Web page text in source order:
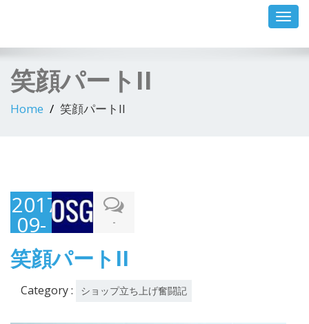
笑顔パートII
Home 笑顔パートII
2017-
09-
14
-
笑顔パートII
Category : ショップ立ち上げ奮闘記